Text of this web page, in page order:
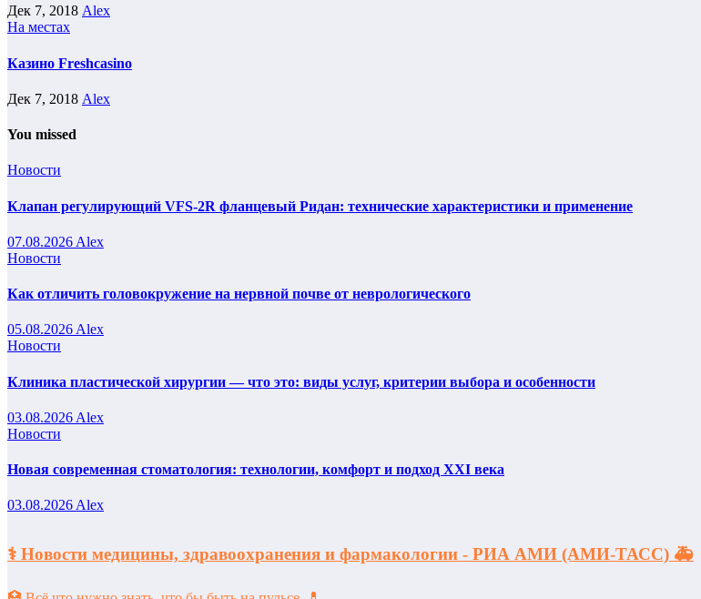
Дек 7, 2018 Alex
На местах
Казино Freshcasino
Дек 7, 2018 Alex
You missed
Новости
Клапан регулирующий VFS-2R фланцевый Ридан: технические характеристики и применение
07.08.2026 Alex
Новости
Как отличить головокружение на нервной почве от неврологического
05.08.2026 Alex
Новости
Клиника пластической хирургии — что это: виды услуг, критерии выбора и особенности
03.08.2026 Alex
Новости
Новая современная стоматология: технологии, комфорт и подход XXI века
03.08.2026Alex
⚕️ Новости медицины, здравоохранения и фармакологии - РИА АМИ (АМИ-ТАСС) 🚑